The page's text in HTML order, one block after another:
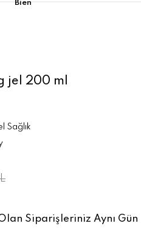
jel 200 ml
Sağlık
Siparişleriniz Aynı Gün